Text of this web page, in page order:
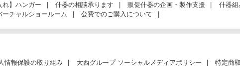
れ】ハンガー 什器の相談承ります 販促什器の企画・製作支援
什器組
ーチャルショールーム 公費でのご購入について
情報保護の取り組み 大西グループ ソーシャルメディアポリシー
特定商